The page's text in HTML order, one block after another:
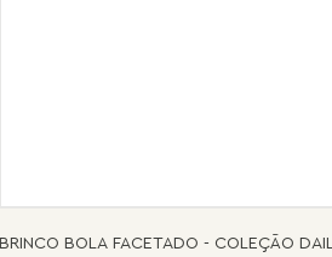
BRINCO BOLA FACETADO - COLEÇÃO